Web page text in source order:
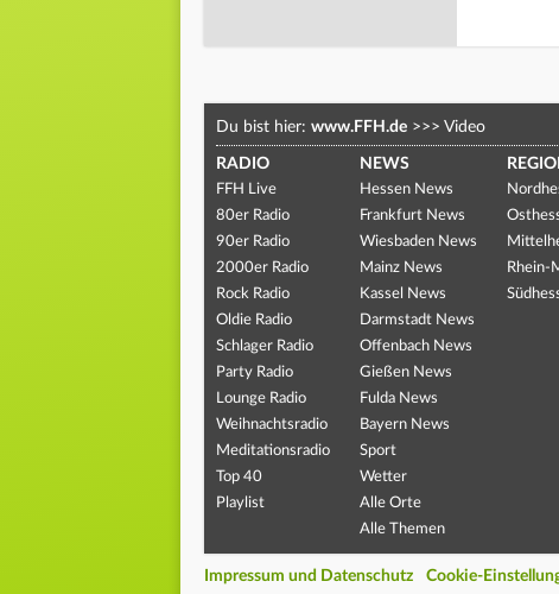
Du bist hier: www.FFH.de >>> Video
RADIO
FFH Live
80er Radio
90er Radio
2000er Radio
Rock Radio
Oldie Radio
Schlager Radio
Party Radio
Lounge Radio
Weihnachtsradio
Meditationsradio
Top 40
Playlist
NEWS
Hessen News
Frankfurt News
Wiesbaden News
Mainz News
Kassel News
Darmstadt News
Offenbach News
Gießen News
Fulda News
Bayern News
Sport
Wetter
Alle Orte
Alle Themen
Rhein-
Impressum und Datenschutz Cookie-